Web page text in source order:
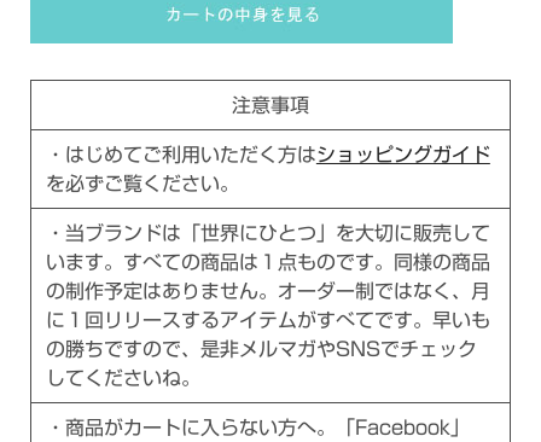
注意事項
・はじめてご利用いただく方はショッピングガイド
を必ずご覧ください。
・当ブランドは「世界にひとつ」を大切に販売して
います。すべての商品は１点ものです。同様の商品
の制作予定はありません。オーダー制ではなく、月
に１回リリースするアイテムがすべてです。早いも
の勝ちですので、是非メルマガやSNSでチェック
してくださいね。
・商品がカートに入らない方へ。「Facebook」